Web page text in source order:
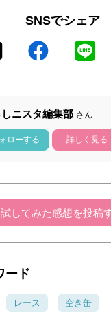
SNSでシェア
ニスタ編集部 さん
ローする 詳しく見る
試してみた感想を投稿
ード
レース 空き缶